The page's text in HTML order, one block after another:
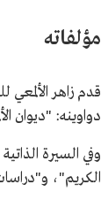
مؤلفاته
قدم زاهر الألمعي
دواوينه: "ديوان
وفي السيرة
الكريم"،